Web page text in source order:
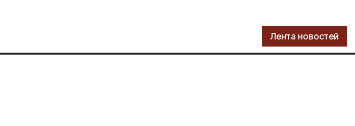
Лента новостей